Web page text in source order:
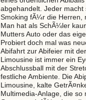
abgehandelt. Jeder
Smoking fÃ¼r die Herren,
Man hat als SchÃ¼ler
Mutters Auto oder das
Probiert doch mal was
Abifahrt zur Abifeier mit
Limousine ist immer ein
Abschlussball mit der
festliche Ambiente. Die
Limousine, kalte
Multimedia-Anlage, die so